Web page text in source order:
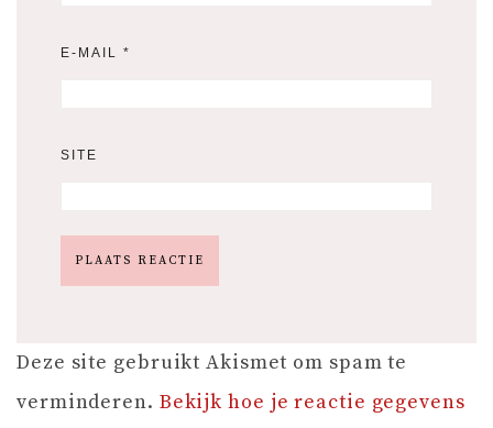
E-MAIL *
SITE
Deze site gebruikt Akismet om spam te
verminderen. Bekijk hoe je reactie gegevens